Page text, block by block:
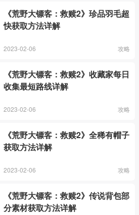
《荒野大镖客：救赎2》珍品羽毛超
快获取方法详解
2023-02-06 攻略
《荒野大镖客：救赎2》收藏家每日
收集最短路线详解
2023-02-06 攻略
《荒野大镖客：救赎2》全稀有帽子
获取方法详解
2023-02-06 攻略
《荒野大镖客：救赎2》传说背包部
分素材获取方法详解